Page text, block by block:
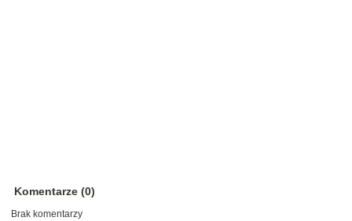
Komentarze (0)
Brak komentarzy